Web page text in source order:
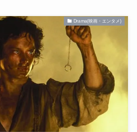
Drama(映画・エンタメ)